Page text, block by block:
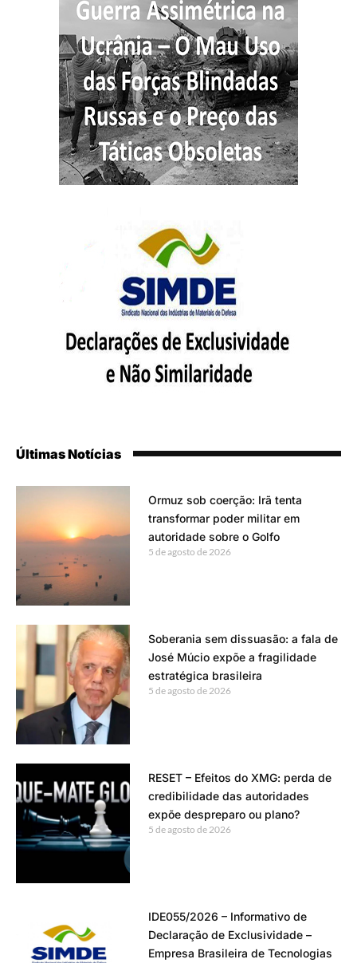
Últimas Notícias
Ormuz sob coerção: Irã tenta
transformar poder militar em
autoridade sobre o Golfo
5 de agosto de 2026
Soberania sem dissuasão: a fala de
José Múcio expõe a fragilidade
estratégica brasileira
5 de agosto de 2026
RESET – Efeitos do XMG: perda de
credibilidade das autoridades
expõe despreparo ou plano?
5 de agosto de 2026
IDE055/2026 – Informativo de
Declaração de Exclusividade –
Empresa Brasileira de Tecnologias